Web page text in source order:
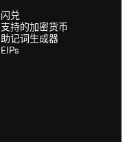
闪兑
支持的加密货币
助记词生成器
EIPs